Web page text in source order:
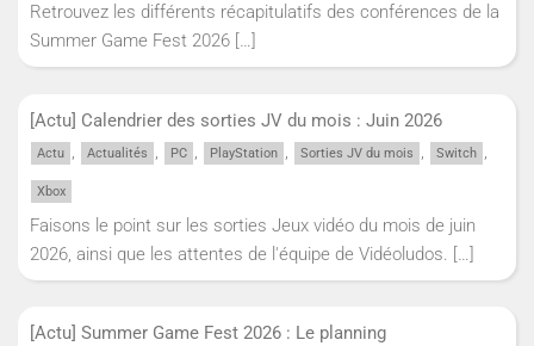
Retrouvez les différents récapitulatifs des conférences de la
Summer Game Fest 2026 […]
[Actu] Calendrier des sorties JV du mois : Juin 2026
Actu , Actualités , PC , PlayStation , Sorties JV du mois , Switch ,
Xbox
Faisons le point sur les sorties Jeux vidéo du mois de juin
2026, ainsi que les attentes de l'équipe de Vidéoludos. […]
[Actu] Summer Game Fest 2026 : Le planning